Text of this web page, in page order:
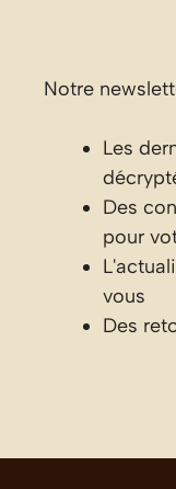
Notre
Les
Des
pour
vous
Des